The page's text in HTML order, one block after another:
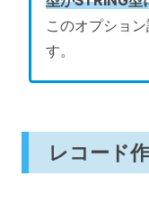
このオプショ
す。
レコード